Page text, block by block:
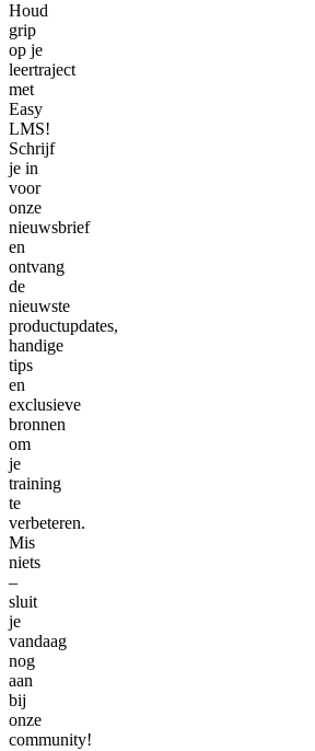
Houd
grip
op je
leertraject
met
Easy
LMS!
Schrijf
je in
voor
onze
nieuwsbrief
en
ontvang
de
nieuwste
productupdates,
handige
tips
en
exclusieve
bronnen
om
je
training
te
verbeteren.
Mis
niets
–
sluit
je
vandaag
nog
aan
bij
onze
community!